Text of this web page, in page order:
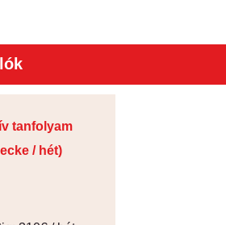
tanfolyam
/ hét)